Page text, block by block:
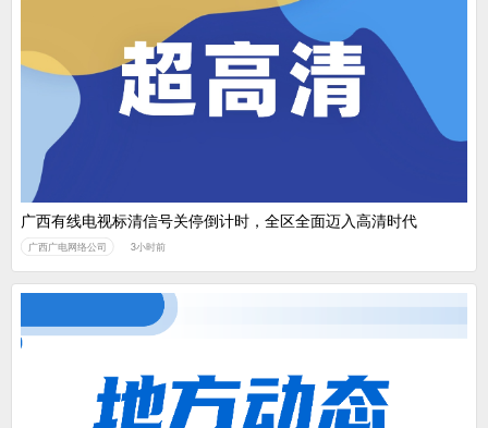
广西有线电视标清信号关停倒计时，全区全面迈入高清时代
广西广电网络公司 3小时前